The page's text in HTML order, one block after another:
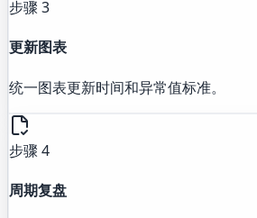
步骤 3
更新图表
统一图表更新时间和异常值标准。
步骤 4
周期复盘